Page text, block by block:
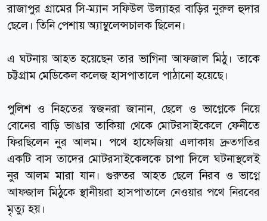
রাজাপুর গ্রামের সি-ম্যান সফিউল উল্যাহর বাড়ির নুরুল হুদার
ছেলে। তিনি পেশায় অ্যাম্বুলেন্সচালক ছিলেন।
এ ঘটনায় আহত হয়েছেন তার ভাগিনা আফজাল মিঠু। তাকে
চট্টগ্রাম মেডিকেল কলেজ হাসপাতালে পাঠানো হয়েছে।
পুলিশ ও নিহতের স্বজনরা জানান, ছেলে ও ভাগ্নেকে নিয়ে
বোনের বাড়ি ভাঙার তাকিয়া থেকে মোটরসাইকেলে ফেনীতে
ফিরছিলেন নুর আলম। পথে হাফেজিয়া এলাকায় দ্রুতগতির
একটি বাস তাদের মোটরসাইকেলকে চাপা দিলে ঘটনাস্থলেই
নুর আলম মারা যান। গুরুতর আহত ছেলে নিরব ও ভাগ্নে
আফজাল মিঠুকে স্থানীয়রা হাসপাতালে নেওয়ার পথে নিরবের
মৃত্যু হয়।